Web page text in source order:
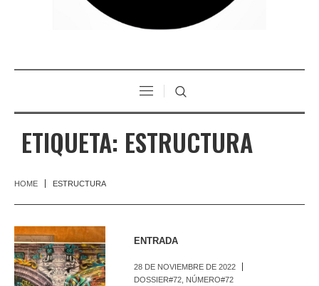
ETIQUETA: ESTRUCTURA
HOME ESTRUCTURA
ENTRADA
28 DE NOVIEMBRE DE 2022
DOSSIER#72 NÚMERO#72